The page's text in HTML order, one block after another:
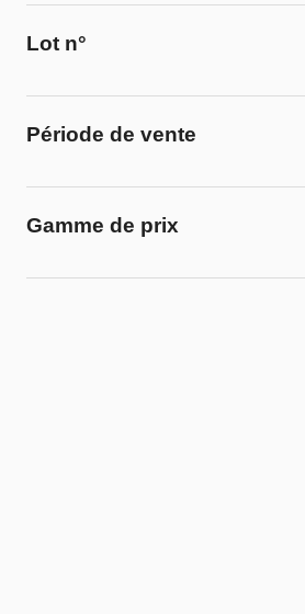
Lot n°
Période de vente
Gamme de prix